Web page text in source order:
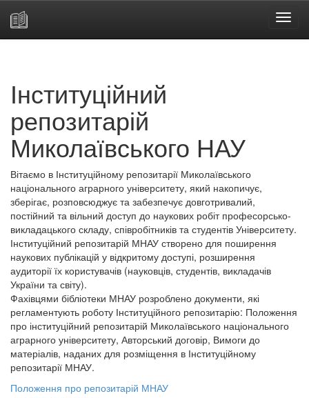
Інституційний
репозитарій
Миколаївського НАУ
Вітаємо в Інституційному репозитарії Миколаївського
національного аграрного університету, який накопичує,
зберігає, розповсюджує та забезпечує довготривалий,
постійний та вільний доступ до наукових робіт професорсько-
викладацького складу, співробітників та студентів Університету.
Інституційний репозитарій МНАУ створено для поширення
наукових публікацій у відкритому доступі, розширення
аудиторії їх користувачів (науковців, студентів, викладачів
України та світу).
Фахівцями бібліотеки МНАУ розроблено документи, які
регламентують роботу Інституційного репозитарію: Положення
про інституційний репозитарій Миколаївського національного
аграрного університету, Авторський договір, Вимоги до
матеріалів, наданих для розміщення в Інституційному
репозитарії МНАУ.
Положення про репозитарій МНАУ